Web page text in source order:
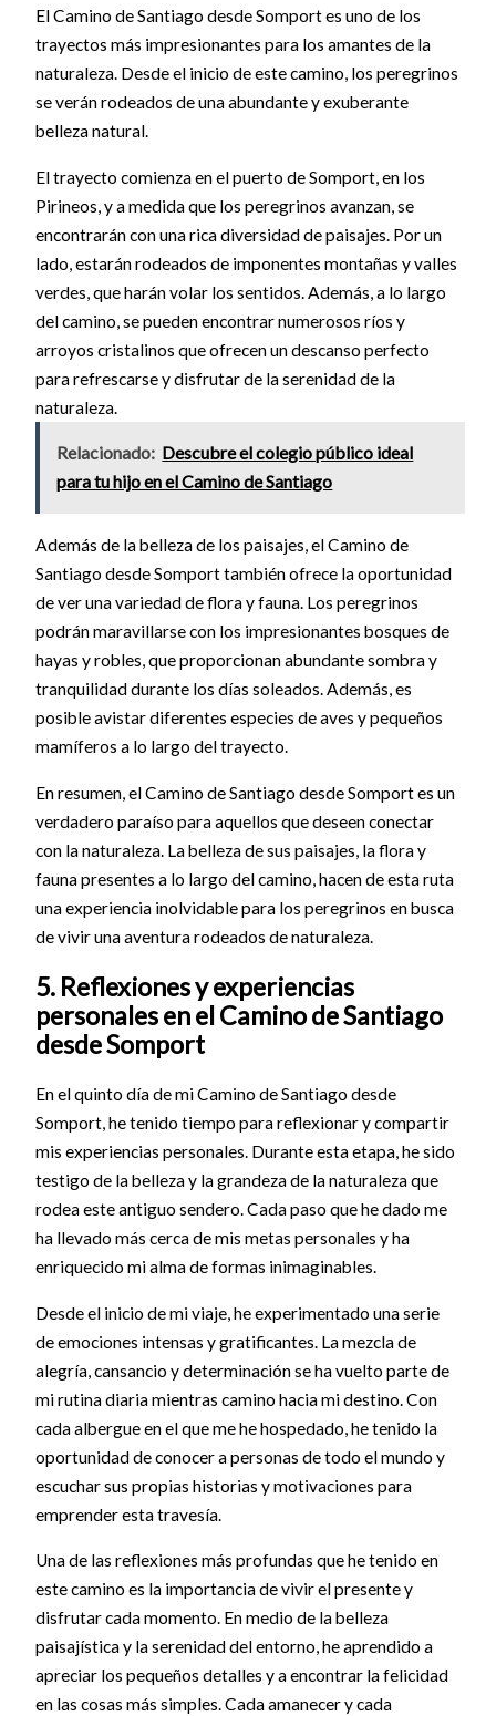
El Camino de Santiago desde Somport es uno de los
trayectos más impresionantes para los amantes de la
naturaleza. Desde el inicio de este camino, los peregrinos
se verán rodeados de una abundante y exuberante
belleza natural.
El trayecto comienza en el puerto de Somport, en los
Pirineos, y a medida que los peregrinos avanzan, se
encontrarán con una rica diversidad de paisajes. Por un
lado, estarán rodeados de imponentes montañas y valles
verdes, que harán volar los sentidos. Además, a lo largo
del camino, se pueden encontrar numerosos ríos y
arroyos cristalinos que ofrecen un descanso perfecto
para refrescarse y disfrutar de la serenidad de la
naturaleza.
Relacionado: Descubre el colegio público ideal
para tu hijo en el Camino de Santiago
Además de la belleza de los paisajes, el Camino de
Santiago desde Somport también ofrece la oportunidad
de ver una variedad de flora y fauna. Los peregrinos
podrán maravillarse con los impresionantes bosques de
hayas y robles, que proporcionan abundante sombra y
tranquilidad durante los días soleados. Además, es
posible avistar diferentes especies de aves y pequeños
mamíferos a lo largo del trayecto.
En resumen, el Camino de Santiago desde Somport es un
verdadero paraíso para aquellos que deseen conectar
con la naturaleza. La belleza de sus paisajes, la flora y
fauna presentes a lo largo del camino, hacen de esta ruta
una experiencia inolvidable para los peregrinos en busca
de vivir una aventura rodeados de naturaleza.
5. Reflexiones y experiencias
personales en el Camino de Santiago
desde Somport
En el quinto día de mi Camino de Santiago desde
Somport, he tenido tiempo para reflexionar y compartir
mis experiencias personales. Durante esta etapa, he sido
testigo de la belleza y la grandeza de la naturaleza que
rodea este antiguo sendero. Cada paso que he dado me
ha llevado más cerca de mis metas personales y ha
enriquecido mi alma de formas inimaginables.
Desde el inicio de mi viaje, he experimentado una serie
de emociones intensas y gratificantes. La mezcla de
alegría, cansancio y determinación se ha vuelto parte de
mi rutina diaria mientras camino hacia mi destino. Con
cada albergue en el que me he hospedado, he tenido la
oportunidad de conocer a personas de todo el mundo y
escuchar sus propias historias y motivaciones para
emprender esta travesía.
Una de las reflexiones más profundas que he tenido en
este camino es la importancia de vivir el presente y
disfrutar cada momento. En medio de la belleza
paisajística y la serenidad del entorno, he aprendido a
apreciar los pequeños detalles y a encontrar la felicidad
en las cosas más simples. Cada amanecer y cada